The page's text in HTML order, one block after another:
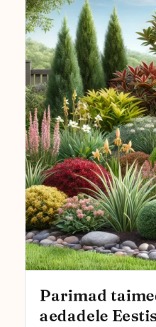
Parimad
aedadele